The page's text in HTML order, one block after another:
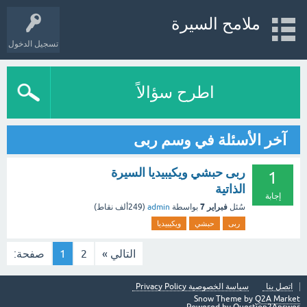
تسجيل الدخول
ملامح السيرة
اطرح سؤالاً
آخر الأسئلة في وسم ربى
1
إجابة
ربى حبشي ويكيبيديا السيرة
الذاتية
سُئل فبراير 7 بواسطة admin
(249ألف نقاط)
ربى حبشي ويكيبيديا
صفحة: 1 2 التالي »
اتصل بنا
سياسة الخصوصية Privacy Policy
Snow Theme by Q2A Market